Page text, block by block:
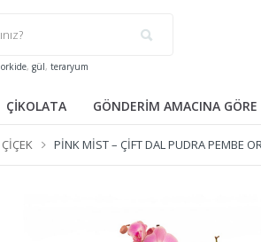
orkide, gül, teraryum
ÇİKOLATA GÖNDERİM AMACINA GÖRE
ÇIÇEK PINK MIST – ÇIFT DAL PUDRA PEMBE